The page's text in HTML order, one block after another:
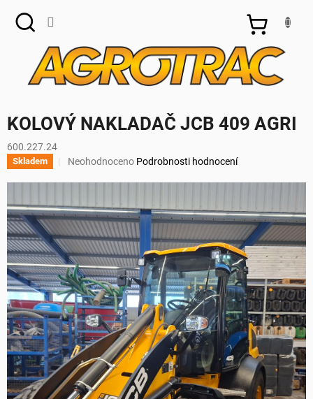
obsah
NÁKUPNÍ
KOŠÍK
KOLOVÝ NAKLADAČ JCB 409 AGRI
600.227.24
Skladem
Průměrné
0,0
5
hvězdiček.
Neohodnoceno Podrobnosti hodnocení